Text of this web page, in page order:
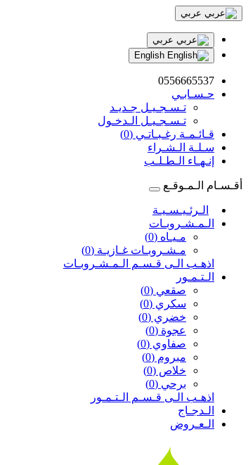
عربي
عربي
0556665537
حـسـابـي
تـسـجـيـل جـديـد
تـسـجـيـل الـدخـول
قـائـمـة رغـبـاتـي (0)
سـلـة الـشـراء
إنـهـاء الـطـلـب
أقـسـام الـمـوقـع
الـرئـيـسـيـة
الـمـشـروبـات
مـيـاه (0)
مـشـروبـات غـازيـة (0)
اذهـب الـى قـسـم الـمـشـروبـات
الـتـمـور
صقعي (0)
سكري (0)
خضري (0)
عجوة (0)
صفاوي (0)
مبروم (0)
خلاص (0)
برحي (0)
اذهـب الـى قـسـم الـتـمـور
الـدجـاج
الـعـروض